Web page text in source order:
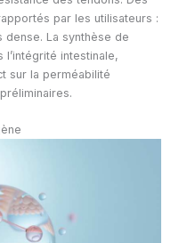
par les utilisateurs :
dense. La synthèse de
l’intégrité intestinale,
sur la perméabilité